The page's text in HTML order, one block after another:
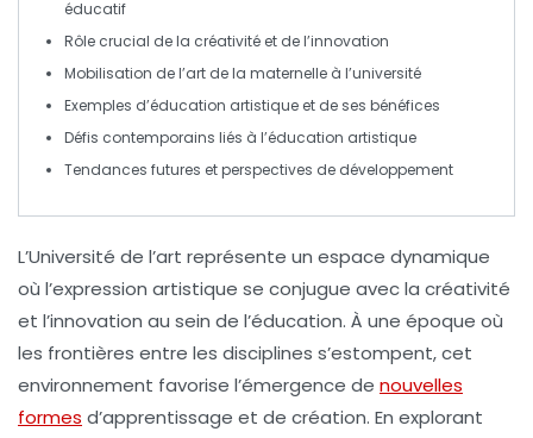
éducatif
Rôle crucial de la créativité et de l’innovation
Mobilisation de l’art de la maternelle à l’université
Exemples d’éducation artistique et de ses bénéfices
Défis contemporains liés à l’éducation artistique
Tendances futures etperspectives de développement
L’Université de l’art représente un espace dynamique
où l’expression artistique se conjugue avec la créativité
et l’innovation au sein de l’éducation. À une époque où
les frontières entre les disciplines s’estompent, cet
environnement favorise l’émergence de nouvelles
formes d’apprentissage et de création. En explorant